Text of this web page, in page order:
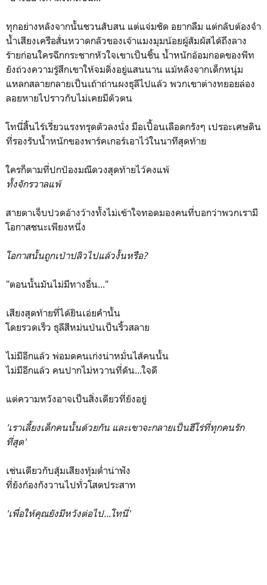
ทุกอย่างหลังจากนั้นชวนสับสน แต่แจ่มชัด อยากลืม แต่กลับต้องจำ
น้ำเสียงเครือสั่นหวาดกลัวของเจ้าแมงมุมน้อยผู้สัมผัสได้ถึงลาง
ร้ายก่อนใครฉีกกระชากหัวใจเขาเป็นชิ้น น้ำหนักอ้อมกอดของพีท
ยังถ่วงความรู้สึกเขาให้จมดิ่งอยู่แสนนาน แม้หลังจากเด็กหนุ่ม
แหลกสลายกลายเป็นเถ้าถ่านผงธุลีไปแล้ว พวกเขาต่างทยอยล่อง
ลอยหายไปราวกับไม่เคยมีตัวตน
โทนี่สิ้นไร้เรี่ยวแรงทรุดตัวลงนั่ง มือเปื้อนเลือดกรังๆ เปรอะเศษดิน
ที่รองรับน้ำหนักของพาร์คเกอร์เอาไว้ในนาทีสุดท้าย
ใครก็ตามที่ปกป้องมณีดวงสุดท้ายไว้คงแพ้
ทั้งจักรวาลแพ้
สายตาเจ็บปวดอ้างว้างทั้งไม่เข้าใจทอดมองคนที่บอกว่าพวกเรามี
โอกาสชนะเพียงหนึ่ง
โอกาสนั้นถูกเป่าปลิวไปแล้วงั้นหรือ?
"ตอนนั้นมันไม่มีทางอื่น..."
เสียงสุดท้ายที่ได้ยินเอ่ยคำนั้น
โดยรวดเร็ว ธุลีสีหม่นป่นเป็นริ้วสลาย
ไม่มีอีกแล้ว พ่อมดคนเก่งน่าหมั่นไส้คนนั้น
ไม่มีอีกแล้ว คนปากไม่หวานที่ดัน...ใจดี
แต่ความหวังอาจเป็นสิ่งเดียวที่ยังอยู่
'เราเลี้ยงเด็กคนนั้นด้วยกัน และเขาจะกลายเป็นฮีโร่ที่ทุกคนรัก
ที่สุด'
เช่นเดียวกับสุ้มเสียงทุ้มต่ำน่าฟัง
ที่ยังก้องกังวานไปทั่วโสตประสาท
'เพื่อให้คุณยังมีหวังต่อไป...โทนี่'